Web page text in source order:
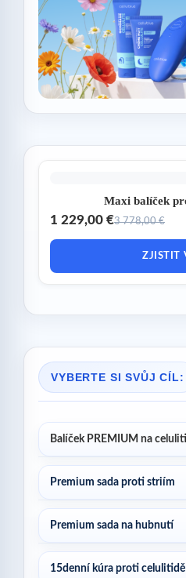
Maxi balíček
1 229,00 €3 778,00 €
ZJISTIT
VYBERTE SI SVŮJ CÍL:
Balíček PREMIUM na
Premium sada proti striím
Premium sada na hubnutí
15denní kúra proti